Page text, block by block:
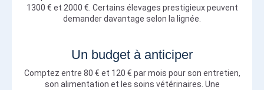
1300 € et 2000 €. Certains élevages prestigieux peuvent
demander davantage selon la lignée.
Un budget à anticiper
Comptez entre 80 € et 120 € par mois pour son entretien,
son alimentation et les soins vétérinaires. Une